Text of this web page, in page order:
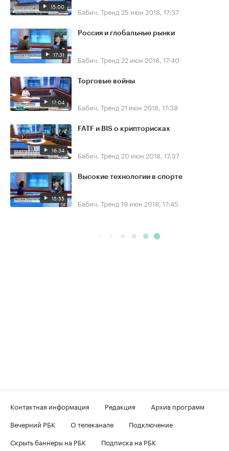
15:00 Бабич. Тренд 25 июн 2018, 17:37
17:31
Россия и глобальные рынки
Бабич. Тренд 22 июн 2018, 17:40
17:04
Торговые войны
Бабич. Тренд 21 июн 2018, 17:38
16:34
FATF и BIS о крипторисках
Бабич. Тренд 20 июн 2018, 17:37
15:55
Высокие технологии в спорте
Бабич. Тренд 19 июн 2018, 17:45
Контактная информация Редакция
Архив программ
Вечерний РБК
О телеканале
Подключение
Скрыть баннеры на РБК
Подписка на РБК